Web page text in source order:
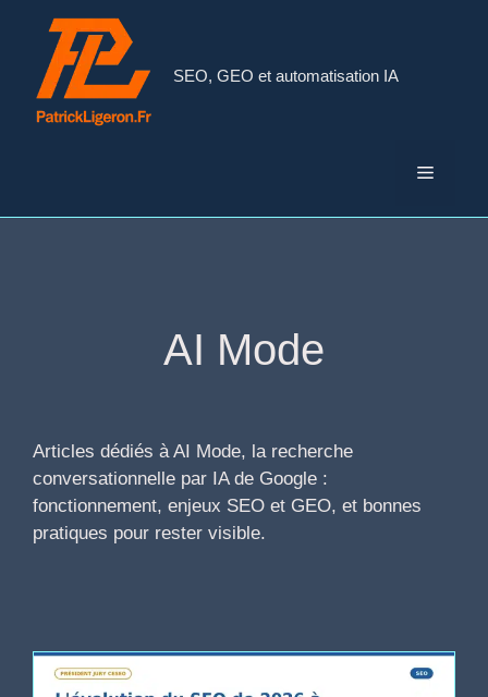
contenu
SEO, GEO et automatisation IA
Menu
AI Mode
Articles dédiés à AI Mode, la recherche
conversationnelle par IA de Google :
fonctionnement, enjeux SEO et GEO, et bonnes
pratiques pour rester visible.